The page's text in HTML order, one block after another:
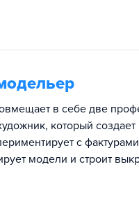
в себе две
который
с
модели и строит